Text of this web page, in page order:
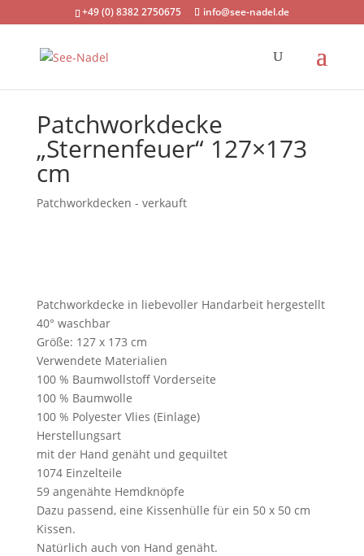
+49 (0) 8382 2750675 info@see-nadel.de
Patchworkdecke
„Sternenfeuer“ 127×173
cm
Patchworkdecken - verkauft
Patchworkdecke in liebevoller Handarbeit hergestellt
40° waschbar
Größe: 127 x 173 cm
Verwendete Materialien
100 % Baumwollstoff Vorderseite
100 % Baumwolle
100 % Polyester Vlies (Einlage)
Herstellungsart
mit der Hand genäht und gequiltet
1074 Einzelteile
59 angenähte Hemdknöpfe
Dazu passend, eine Kissenhülle für ein 50 x 50 cm
Kissen.
Natürlich auch von Hand genäht.